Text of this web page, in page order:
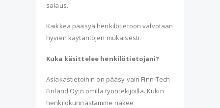
salaus.
Kaikkea pääsyä henkilötietoon valvotaan
hyvien käytäntöjen mukaisesti.
Kuka käsittelee henkilötietojani?
Asiakastietoihin on pääsy vain Finn-Tech
Finland Oy:n omilla työntekijöillä. Kukin
henkilökunnastamme näkee